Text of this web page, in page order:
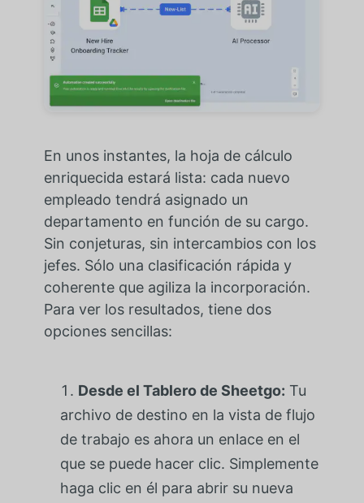
En unos instantes, la hoja de cálculo
enriquecida estará lista: cada nuevo
empleado tendrá asignado un
departamento en función de su cargo.
Sin conjeturas, sin intercambios con los
jefes. Sólo una clasificación rápida y
coherente que agiliza la incorporación.
Para ver los resultados, tiene dos
opciones sencillas:
Desde el Tablero de Sheetgo: Tu
archivo de destino en la vista de flujo
de trabajo es ahora un enlace en el
que se puede hacer clic. Simplemente
haga clic en él para abrir su nueva